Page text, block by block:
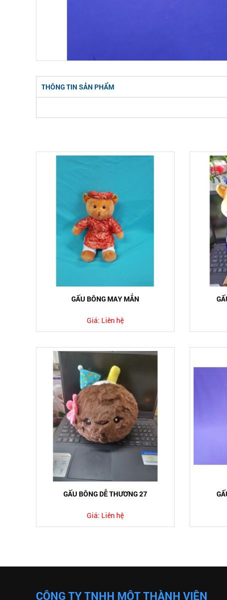
THÔNG TIN SẢN PHẨM
GẤU BÔNG MAY MẮN
Giá: Liên hệ
GẤU BÔNG DỄ THƯƠNG 27
Giá: Liên hệ
CÔNG TY TNHH MỘT THÀNH VIÊN